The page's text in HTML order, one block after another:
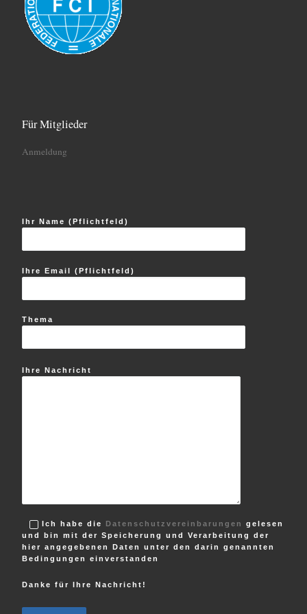
Für Mitglieder
Anmeldung
Ihr Name (Pflichtfeld)
Ihre Email (Pflichtfeld)
Thema
Ihre Nachricht
Ich habe die Datenschutzvereinbarungen
gelesen
und bin mit der Speicherung und Verarbeitung der
hier angegebenen Daten unter den darin genannten
Bedingungen einverstanden
Danke für Ihre Nachricht!